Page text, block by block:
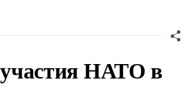
НАТО в